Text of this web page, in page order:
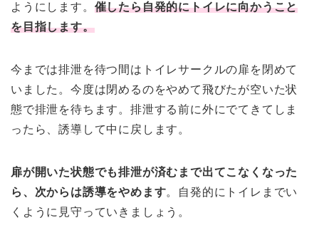
ようにします。 催したら自発的にトイレに向かうこと
を目指します。
今までは排泄を待つ間はトイレサークルの扉を閉めて
いました。今度は閉めるのをやめて飛びたが空いた状
態で排泄を待ちます。排泄する前に外にでてきてしま
ったら、誘導して中に戻します。
扉が開いた状態でも排泄が済むまで出てこなくなった
ら、次からは誘導をやめます。自発的にトイレまでい
くように見守っていきましょう。